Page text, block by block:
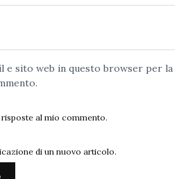
e sito web in questo browser per la
al mio commento.
di un nuovo articolo.